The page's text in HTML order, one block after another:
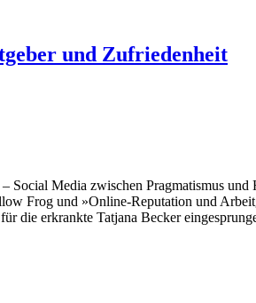
und Zufriedenheit
Media zwischen Pragmatismus
Frog und »Online-Reputation und
die erkrankte Tatjana Becker